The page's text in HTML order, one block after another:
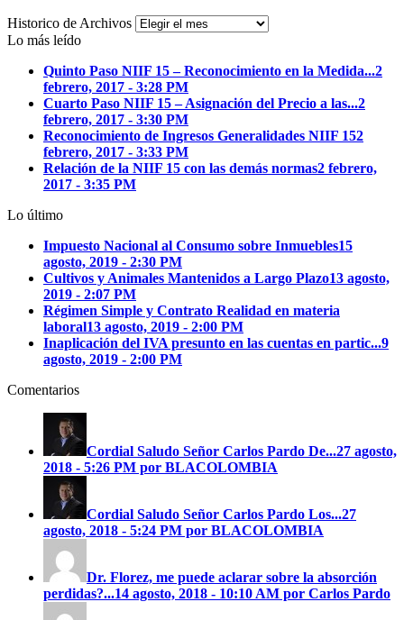
Historico de Archivos
Lo más leído
Quinto Paso NIIF 15 – Reconocimiento en la Medida...2
febrero, 2017 - 3:28 PM
Cuarto Paso NIIF 15 – Asignación del Precio a las...2
febrero, 2017 - 3:30 PM
Reconocimiento de Ingresos Generalidades NIIF 152
febrero, 2017 - 3:33 PM
Relación de la NIIF 15 con las demás normas2 febrero,
2017 - 3:35 PM
Lo último
Impuesto Nacional al Consumo sobre Inmuebles15
agosto, 2019 - 2:30 PM
Cultivos y Animales Mantenidos a Largo Plazo13 agosto,
2019 - 2:07 PM
Régimen Simple y Contrato Realidad en materia
laboral13 agosto, 2019 - 2:00 PM
Inaplicación del IVA presunto en las cuentas en partic...9
agosto, 2019 - 2:00 PM
Comentarios
Cordial Saludo Señor Carlos Pardo De...27 agosto,
2018 - 5:26 PM por BLACOLOMBIA
Cordial Saludo Señor Carlos Pardo Los...27
agosto, 2018 - 5:24 PM por BLACOLOMBIA
Dr. Florez, me puede aclarar sobre la absorción
perdidas?...14 agosto, 2018 - 10:10 AM por Carlos Pardo